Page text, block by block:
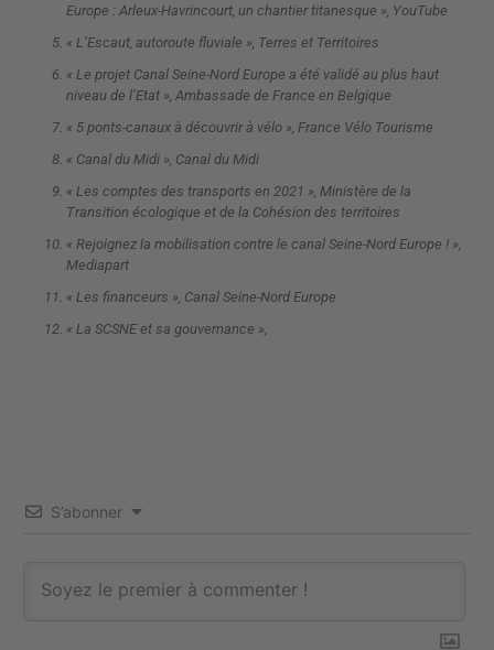
Europe : Arleux-Havrincourt, un chantier titanesque », YouTube
« L’Escaut, autoroute fluviale », Terres et Territoires
« Le projet Canal Seine-Nord Europe a été validé au plus haut
niveau de l’Etat », Ambassade de France en Belgique
« 5 ponts-canaux à découvrir à vélo », France Vélo Tourisme
« Canal du Midi », Canal du Midi
« Les comptes des transports en 2021 », Ministère de la
Transition écologique et de la Cohésion des territoires
« Rejoignez la mobilisation contre le canal Seine-Nord Europe ! »,
Mediapart
« Les financeurs », Canal Seine-Nord Europe
« La SCSNE et sa gouvernance »,
S’abonner